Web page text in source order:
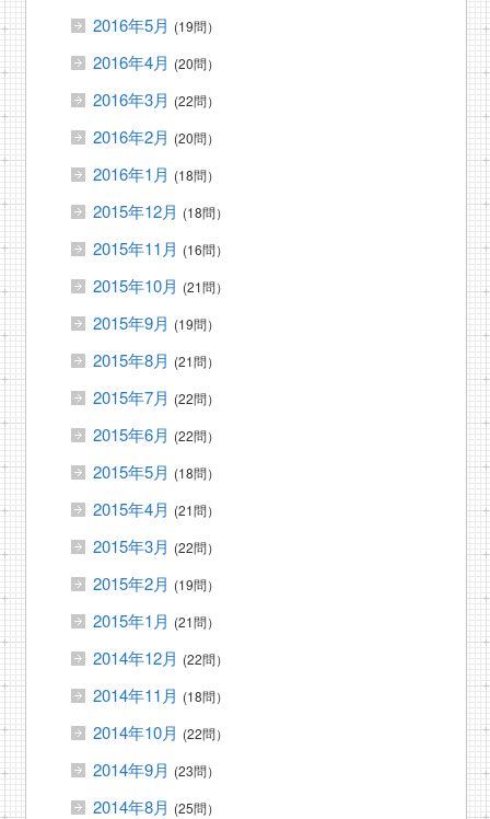
2016年5月 (19問）
2016年4月 (20問）
2016年3月 (22問）
2016年2月 (20問）
2016年1月 (18問）
2015年12月 (18問）
2015年11月 (16問）
2015年10月 (21問）
2015年9月 (19問）
2015年8月 (21問）
2015年7月 (22問）
2015年6月 (22問）
2015年5月 (18問）
2015年4月 (21問）
2015年3月 (22問）
2015年2月 (19問）
2015年1月 (21問）
2014年12月 (22問）
2014年11月 (18問）
2014年10月 (22問）
2014年9月 (23問）
2014年8月 (25問）